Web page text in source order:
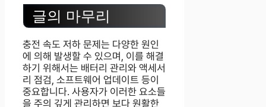
글의 마무리
충전 속도 저하 문제는 다양한 원인
에 의해 발생할 수 있으며, 이를 해결
하기 위해서는 배터리 관리와 액세서
리 점검, 소프트웨어 업데이트 등이
중요합니다. 사용자가 이러한 요소들
을 주의 깊게 관리하면 보다 원활한